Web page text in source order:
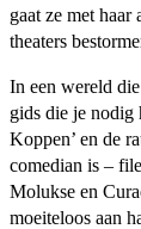
gaat ze met haar
theaters
In een wereld
gids die je nodig
Koppen’ en de
comedian is –
Molukse en
moeiteloos aan